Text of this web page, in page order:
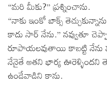
“మరి మీకు?” ప్రశ్నించాను.
“నాకు ఇంకో బాక్స్
కాదు సార్ నేను.” నవ్వుతూ
రూపాయలవుతాయి కాబట్టి నేను
నేనైతే అతని భార్య ఊరెళ్ళిందని
ఉండేవాడిని కాను.